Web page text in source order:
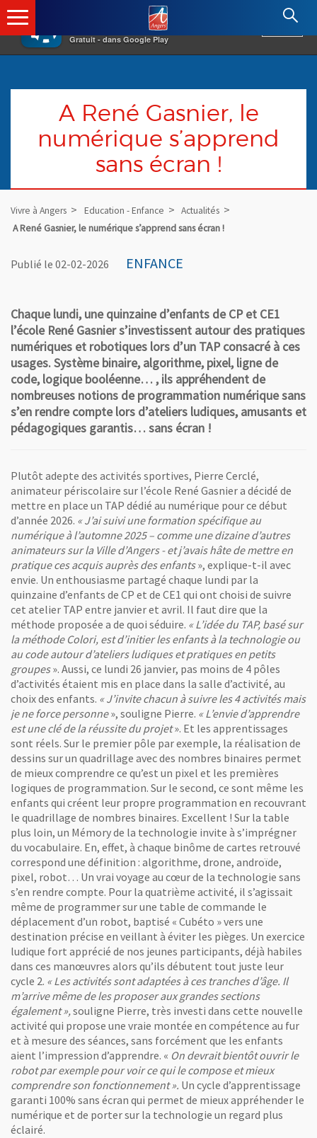
×
Gratuit - dans Google Play
Angers.fr : Retour à l'accueil
A René Gasnier, le
numérique s’apprend
sans écran !
Vivre à Angers Education - Enfance
Actualités
A René Gasnier, le numérique s’apprend sans écran !
Publié le 02-02-2026 ENFANCE
Chaque lundi, une quinzaine d’enfants de CP et CE1
l’école René Gasnier s’investissent autour des pratiques
numériques et robotiques lors d’un TAP consacré à ces
usages. Système binaire, algorithme, pixel, ligne de
code, logique booléenne… , ils appréhendent de
nombreuses notions de programmation numérique sans
s’en rendre compte lors d’ateliers ludiques, amusants et
pédagogiques garantis… sans écran !
Plutôt adepte des activités sportives, Pierre Cerclé,
animateur périscolaire sur l’école René Gasnier a décidé de
mettre en place un TAP dédié au numérique pour ce début
d’année 2026. « J’ai suivi une formation spécifique au
numérique à l’automne 2025 – comme une dizaine d’autres
animateurs sur la Ville d’Angers - et j’avais hâte de mettre en
pratique ces acquis auprès des enfants», explique-t-il avec
envie. Un enthousiasme partagé chaque lundi par la
quinzaine d’enfants de CP et de CE1 qui ont choisi de suivre
cet atelier TAP entre janvier et avril. Il faut dire que la
méthode proposée a de quoi séduire. « L’idée du TAP, basé sur
la méthode Colori, est d’initier les enfants à la technologie ou
au code autour d’ateliers ludiques et pratiques en petits
groupes». Aussi, ce lundi 26 janvier, pas moins de 4 pôles
d’activités étaient mis en place dans la salle d’activité, au
choix des enfants. « J’invite chacun à suivre les 4 activités mais
je ne force personne», souligne Pierre. « L’envie d’apprendre
est une clé de la réussite du projet». Et les apprentissages
sont réels. Sur le premier pôle par exemple, la réalisation de
dessins sur un quadrillage avec des nombres binaires permet
de mieux comprendre ce qu’est un pixel et les premières
logiques de programmation. Sur le second, ce sont même les
enfants qui créent leur propre programmation en recouvrant
le quadrillage de nombres binaires. Excellent ! Sur la table
plus loin, un Mémory de la technologie invite à s’imprégner
du vocabulaire. En, effet, à chaque binôme de cartes retrouvé
correspond une définition : algorithme, drone, androïde,
pixel, robot… Un vrai voyage au cœur de la technologie sans
s’en rendre compte. Pour la quatrième activité, il s’agissait
même de programmer sur une table de commande le
déplacement d’un robot, baptisé « Cubéto » vers une
destination précise en veillant à éviter les pièges. Un exercice
ludique fort apprécié de nos jeunes participants, déjà habiles
dans ces manœuvres alors qu’ils débutent tout juste leur
cycle 2. « Les activités sont adaptées à ces tranches d’âge. Il
m’arrive même de les proposer aux grandes sections
également »,souligne Pierre, très investi dans cette nouvelle
activité qui propose une vraie montée en compétence au fur
et à mesure des séances, sans forcément que les enfants
aient l’impression d’apprendre. « On devrait bientôt ouvrir le
robot par exemple pour voir ce qui le compose et mieux
comprendre son fonctionnement ». Un cycle d’apprentissage
garanti 100% sans écran qui permet de mieux appréhender le
numérique et de porter sur la technologie un regard plus
éclairé.